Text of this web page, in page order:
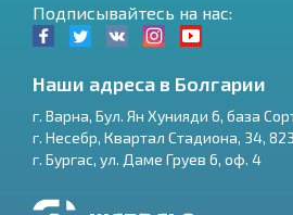
Подписывайтесь на нас:
Наши адреса в Болгарии
г. Варна, Бул. Ян Хунияди 6, база
г. Несебр, Квартал Стадиона, 34,
г. Бургас, ул. Даме Груев 6, оф. 4